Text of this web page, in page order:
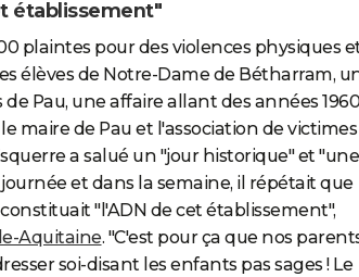
établissement"
plaintes pour des violences physiques
élèves de Notre-Dame de Bétharram,
Pau, une affaire allant des années
maire de Pau et l'association de
a salué un "jour historique" et "une
et dans la semaine, il répétait que
"l'ADN de cet établissement",
Aquitaine. "C'est pour ça que nos
soi-disant les enfants pas sages ! Le